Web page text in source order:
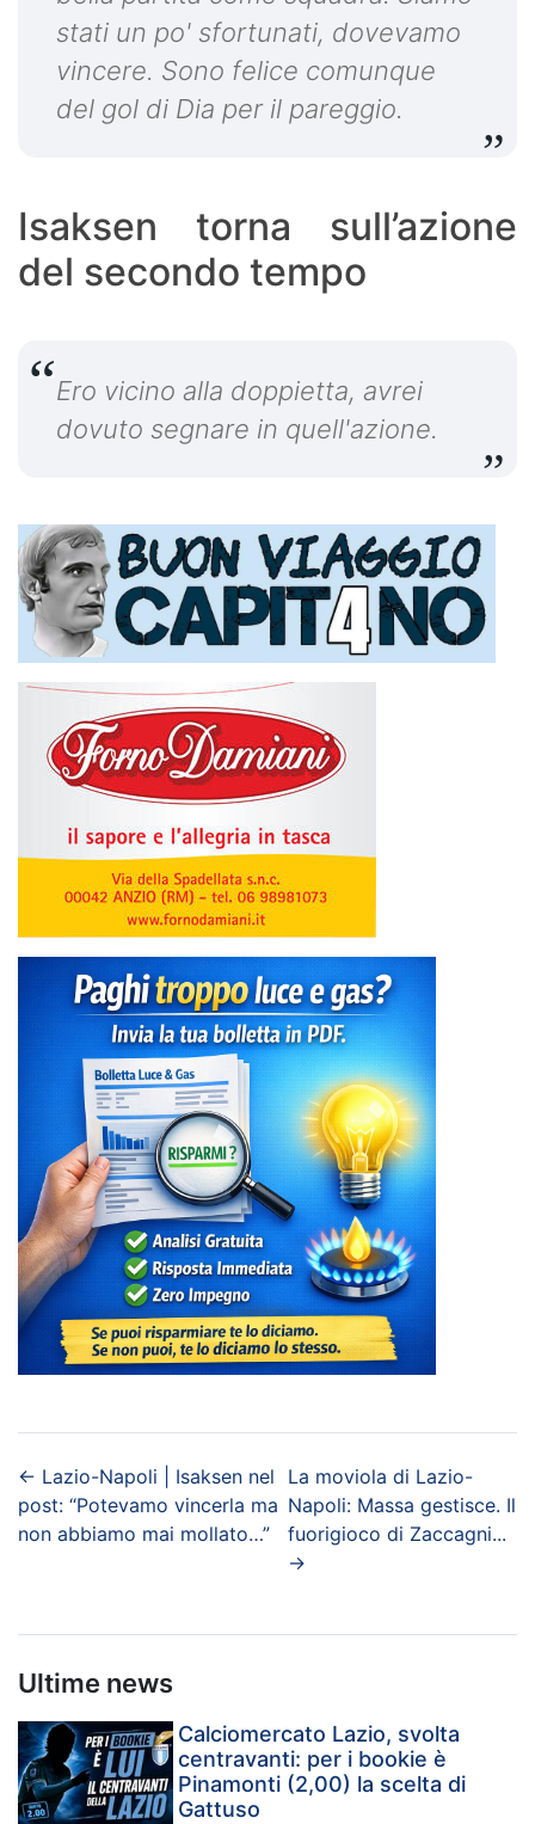
stati un po' sfortunati, dovevamo
vincere. Sono felice comunque
del gol di Dia per il pareggio.
Isaksen torna sull’azione
del secondo tempo
Ero vicino alla doppietta, avrei
dovuto segnare in quell'azione.
← Lazio-Napoli | Isaksen nel
post: “Potevamo vincerla ma
non abbiamo mai mollato…”
La moviola di Lazio-
Napoli: Massa gestisce. Il
fuorigioco di Zaccagni...
→
Ultime news
Calciomercato Lazio, svolta
centravanti: per i bookie è
Pinamonti (2,00) la scelta di
Gattuso